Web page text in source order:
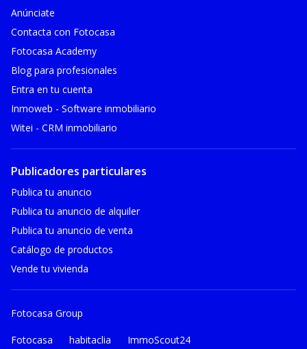
Anúnciate
Contacta con Fotocasa
Fotocasa Academy
Blog para profesionales
Entra en tu cuenta
Inmoweb - Software inmobiliario
Witei - CRM inmobiliario
Publicadores particulares
Publica tu anuncio
Publica tu anuncio de alquiler
Publica tu anuncio de venta
Catálogo de productos
Vende tu vivienda
Fotocasa Group
Fotocasa habitaclia ImmoScout24